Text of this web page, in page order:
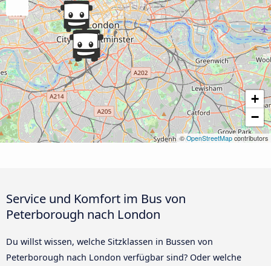
+
−
©OpenStreetMap contributors
Service und Komfort im Bus von
Peterborough nach London
Du willst wissen, welche Sitzklassen in Bussen von
Peterborough nach London verfügbar sind? Oder welche